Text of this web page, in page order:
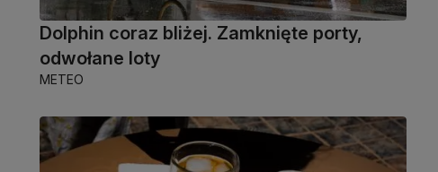
Dolphin coraz bliżej. Zamknięte porty,
odwołane loty
METEO